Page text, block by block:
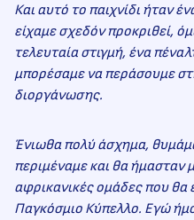
Και αυτό το παιχνίδι ήταν
είχαμε σχεδόν προκριθεί,
τελευταία στιγμή, ένα
μπορέσαμε να περάσουμε
διοργάνωσης.
Ένιωθα πολύ άσχημα,
περιμέναμε και θα ήμασταν
αφρικανικές ομάδες που
Παγκόσμιο Κύπελλο. Εγώ